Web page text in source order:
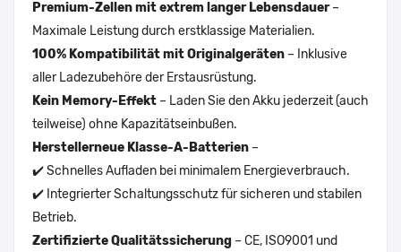
Premium-Zellen mit extrem langer Lebensdauer–
Maximale Leistung durch erstklassige Materialien.
100% Kompatibilität mit Originalgeräten – Inklusive
aller Ladezubehöre der Erstausrüstung.
Kein Memory-Effekt – Laden Sie den Akku jederzeit (auch
teilweise) ohne Kapazitätseinbußen.
Herstellerneue Klasse-A-Batterien –
✔️ Schnelles Aufladen bei minimalem Energieverbrauch.
✔️ Integrierter Schaltungsschutz für sicheren und stabilen
Betrieb.
Zertifizierte Qualitätssicherung – CE, ISO9001 und